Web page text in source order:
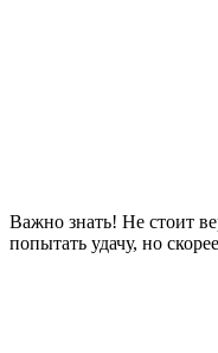
Важно знать! Не стоит
попытать удачу, но